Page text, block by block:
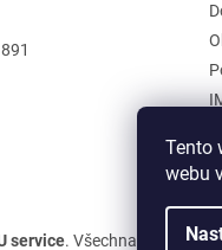
Tento
webu
service. Všechna práva